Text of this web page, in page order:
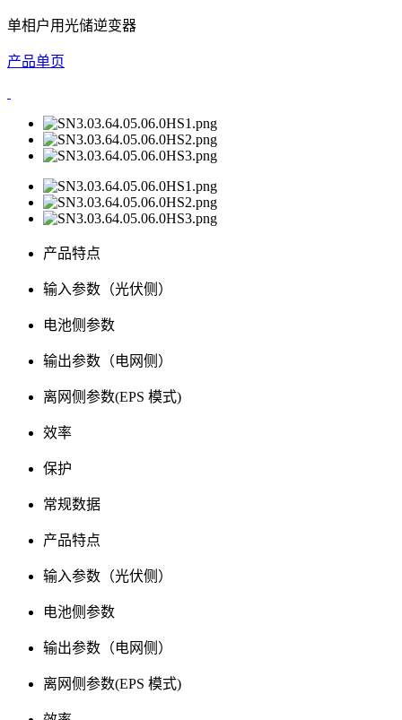
单相户用光储逆变器
产品单页
产品特点
输入参数（光伏侧）
电池侧参数
输出参数（电网侧）
离网侧参数(EPS 模式)
效率
保护
常规数据
产品特点
输入参数（光伏侧）
电池侧参数
输出参数（电网侧）
离网侧参数(EPS 模式)